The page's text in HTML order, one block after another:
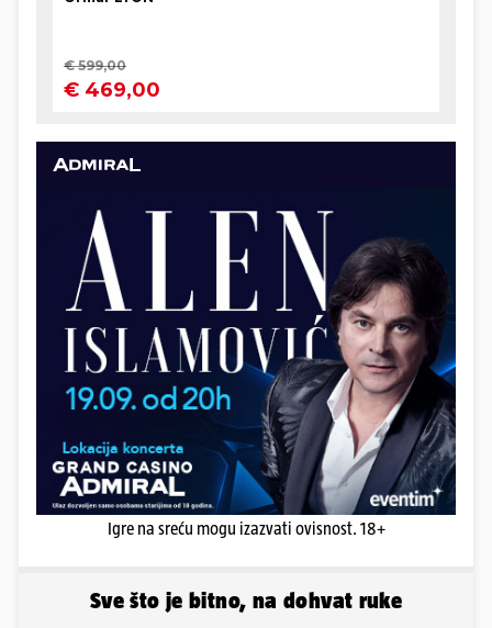
Igre na sreću mogu izazvati ovisnost. 18+
Sve što je bitno, na dohvat ruke